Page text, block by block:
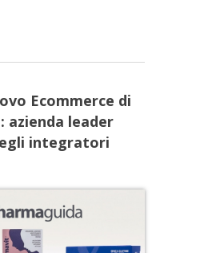
Ecommerce di
azienda leader
integratori